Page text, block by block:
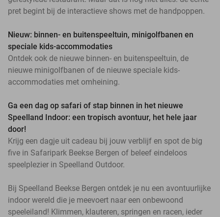
pret begint bij de interactieve shows met de handpoppen.
Nieuw: binnen- en buitenspeeltuin, minigolfbanen en
speciale kids-accommodaties
Ontdek ook de nieuwe binnen- en buitenspeeltuin, de
nieuwe minigolfbanen of de nieuwe speciale kids-
accommodaties met omheining.
Ga een dag op safari of stap binnen in het nieuwe
Speelland Indoor: een tropisch avontuur, het hele jaar
door!
Krijg een dagje uit cadeau bij jouw verblijf en spot de big
five in Safaripark Beekse Bergen of beleef eindeloos
speelplezier in Speelland Outdoor.
Bij Speelland Beekse Bergen ontdek je nu een avontuurlijke
indoor wereld die je meevoert naar een onbewoond
speeleiland! Klimmen, klauteren, springen en racen, ieder